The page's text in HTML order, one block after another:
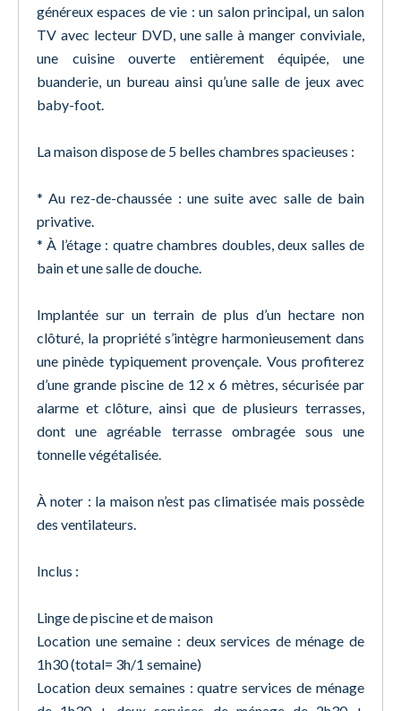
généreux espaces de vie : un salon principal, un salon
TV avec lecteur DVD, une salle à manger conviviale,
une cuisine ouverte entièrement équipée, une
buanderie, un bureau ainsi qu’une salle de jeux avec
baby-foot.
La maison dispose de 5 belles chambres spacieuses :
* Au rez-de-chaussée : une suite avec salle de bain
privative.
* À l’étage : quatre chambres doubles, deux salles de
bain et une salle de douche.
Implantée sur un terrain de plus d’un hectare non
clôturé, la propriété s’intègre harmonieusement dans
une pinède typiquement provençale. Vous profiterez
d’une grande piscine de 12 x 6 mètres, sécurisée par
alarme et clôture, ainsi que de plusieurs terrasses,
dont une agréable terrasse ombragée sous une
tonnelle végétalisée.
À noter : la maison n’est pas climatisée mais possède
des ventilateurs.
Inclus :
Linge de piscine et de maison
Location une semaine : deux services de ménage de
1h30 (total= 3h/1 semaine)
Location deux semaines : quatre services de ménage